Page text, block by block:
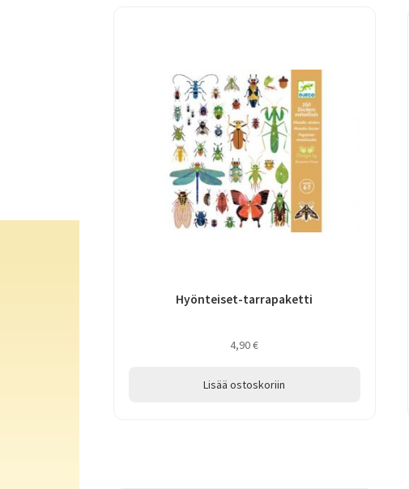
Hyönteiset-tarrapaketti
4,90€
Lisää ostoskoriin